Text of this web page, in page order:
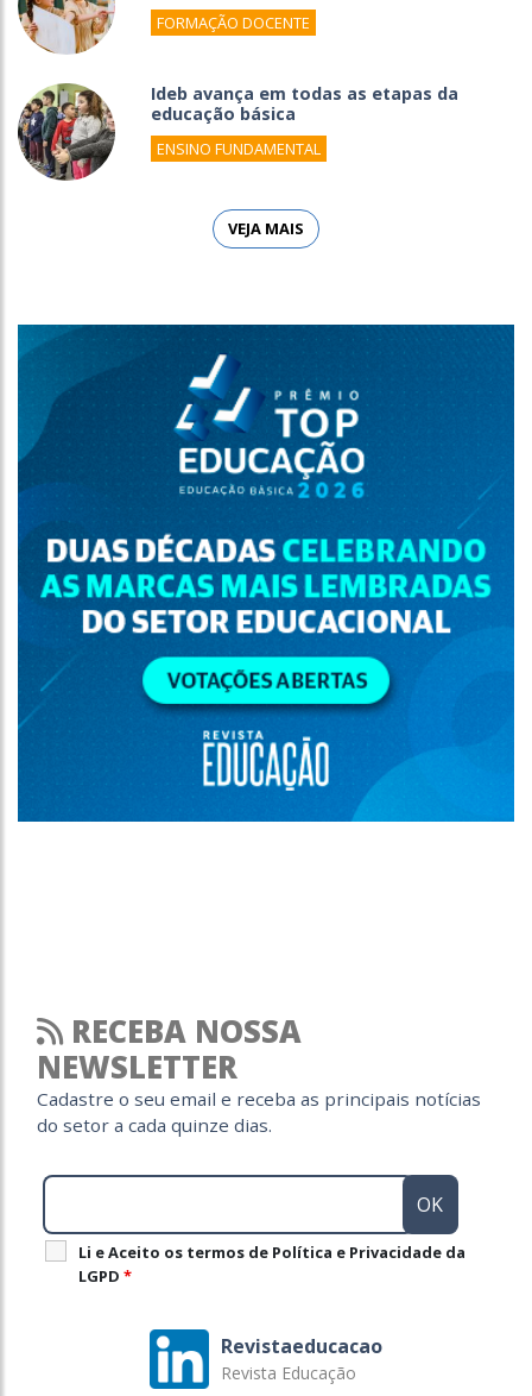
FORMAÇÃO DOCENTE
Ideb avança em todas as etapas da
educação básica
ENSINO FUNDAMENTAL
VEJA MAIS
RECEBA NOSSA
NEWSLETTER
Cadastre o seu email e receba as principais notícias
do setor a cada quinze dias.
Li e Aceito os termos de Política e Privacidade da
LGPD *
Revistaeducacao
Revista Educação